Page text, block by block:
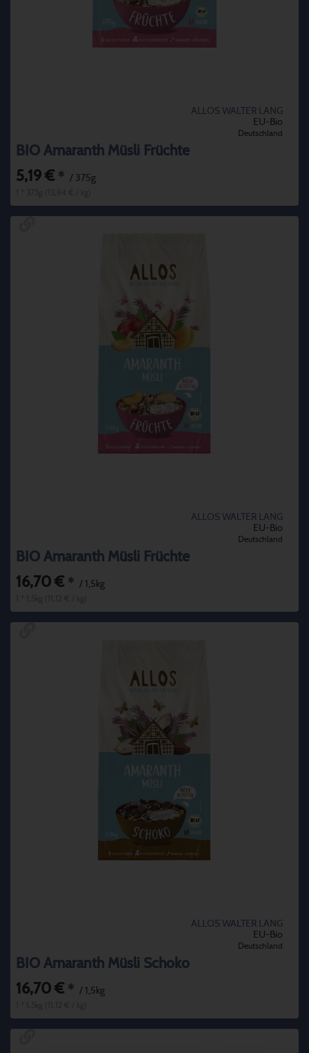
ALLOS WALTER LANG
EU-Bio
Deutschland
BIO Amaranth Müsli Früchte
5,19 € * / 375g
ALLOS WALTER LANG
EU-Bio
Deutschland
BIO Amaranth Müsli Früchte
16,70 € * / 1,5kg
ALLOS WALTER LANG
EU-Bio
Deutschland
BIO Amaranth Müsli Schoko
16,70 € * / 1,5kg